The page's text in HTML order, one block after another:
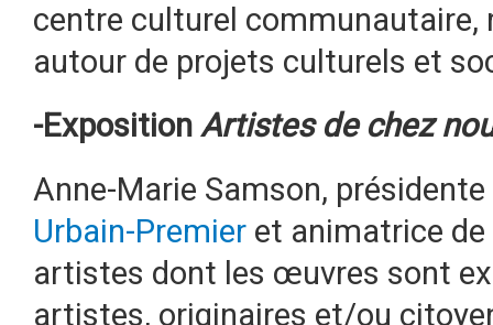
centre culturel communautaire,
autour de projets culturels et
-Exposition Artistes de chez
Anne-Marie Samson,
Urbain-Premier et animatrice de
artistes dont les œuvres sont
artistes, originaires et/ou